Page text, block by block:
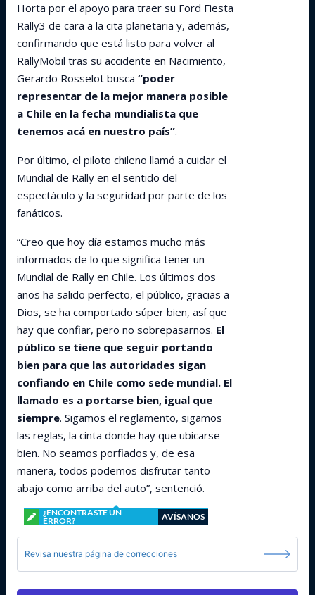
Horta por el apoyo para traer su Ford Fiesta
Rally3 de cara a la cita planetaria y, además,
confirmando que está listo para volver al
RallyMobil tras su accidente en Nacimiento,
Gerardo Rosselot busca “poder
representar de la mejor manera posible
a Chile en la fecha mundialista que
tenemos acá en nuestro país”.
Por último, el piloto chileno llamó a cuidar el
Mundial de Rally en el sentido del
espectáculo y la seguridad por parte de los
fanáticos.
“Creo que hoy día estamos mucho más
informados de lo que significa tener un
Mundial de Rally en Chile. Los últimos dos
años ha salido perfecto, el público, gracias a
Dios, se ha comportado súper bien, así que
hay que confiar, pero no sobrepasarnos. El
público se tiene que seguir portando
bien para que las autoridades sigan
confiando en Chile como sede mundial. El
llamado es a portarse bien, igual que
siempre. Sigamos el reglamento, sigamos
las reglas, la cinta donde hay que ubicarse
bien. No seamos porfiados y, de esa
manera, todos podemos disfrutar tanto
abajo como arriba del auto”, sentenció.
¿ENCONTRASTE UN
ERROR?
AVÍSANOS
Revisa nuestra página de correcciones